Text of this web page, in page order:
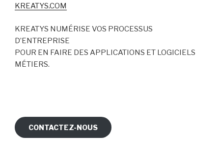
KREATYS.COM
KREATYS NUMÉRISE VOS PROCESSUS
D’ENTREPRISE
POUR EN FAIRE DES APPLICATIONS ET LOGICIELS
MÉTIERS.
CONTACTEZ-NOUS